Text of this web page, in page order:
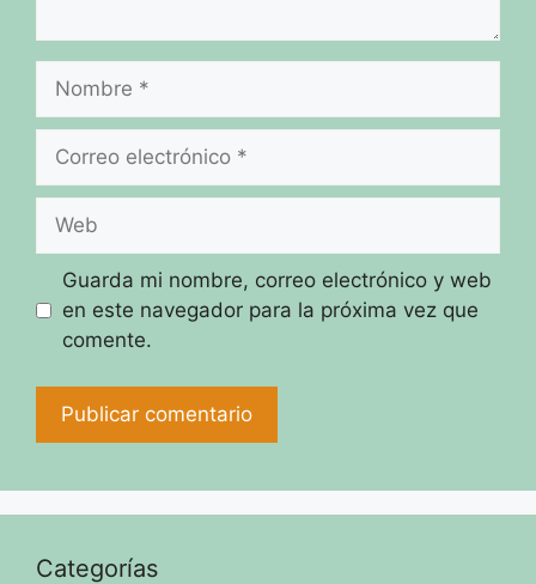
Nombre
Correo
Web
Guarda mi nombre, correo electrónico y web
en este navegador para la próxima vez que
comente.
Categorías